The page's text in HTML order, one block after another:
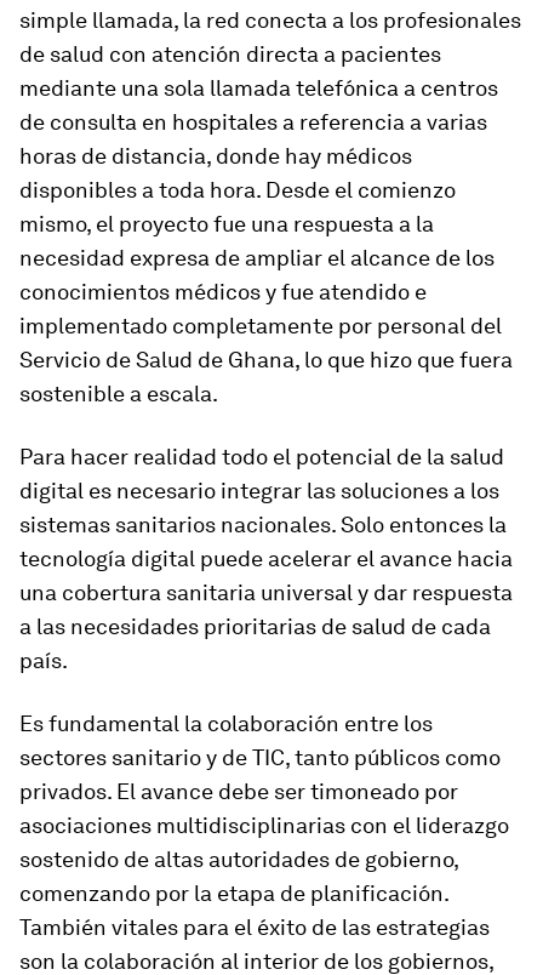
simple llamada, la red conecta a los profesionales
de salud con atención directa a pacientes
mediante una sola llamada telefónica a centros
de consulta en hospitales a referencia a varias
horas de distancia, donde hay médicos
disponibles a toda hora. Desde el comienzo
mismo, el proyecto fue una respuesta a la
necesidad expresa de ampliar el alcance de los
conocimientos médicos y fue atendido e
implementado completamente por personal del
Servicio de Salud de Ghana, lo que hizo que fuera
sostenible a escala.
Para hacer realidad todo el potencial de la salud
digital es necesario integrar las soluciones a los
sistemas sanitarios nacionales. Solo entonces la
tecnología digital puede acelerar el avance hacia
una cobertura sanitaria universal y dar respuesta
a las necesidades prioritarias de salud de cada
país.
Es fundamental la colaboración entre los
sectores sanitario y de TIC, tanto públicos como
privados. El avance debe ser timoneado por
asociaciones multidisciplinarias con el liderazgo
sostenido de altas autoridades de gobierno,
comenzando por la etapa de planificación.
También vitales para el éxito de las estrategias
son la colaboración al interior de los gobiernos,